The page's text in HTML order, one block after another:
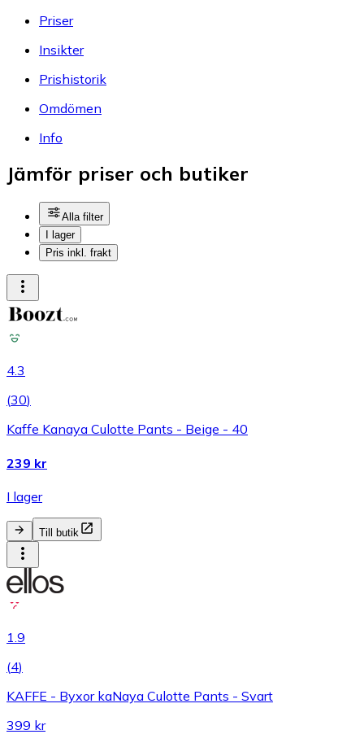
Priser
Insikter
Prishistorik
Omdömen
Info
Jämför priser och butiker
Alla filter
I lager
Pris inkl. frakt
4.3
(30)
Kaffe Kanaya Culotte Pants - Beige - 40
239 kr
I lager
Till butik
1.9
(4)
KAFFE - Byxor kaNaya Culotte Pants - Svart
399 kr